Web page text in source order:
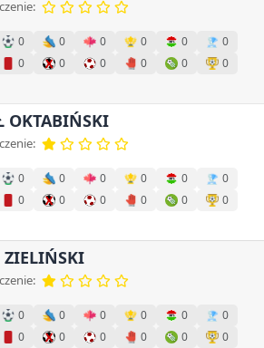
0 0 0 0 0
0
0 0 0 0 0
0
OKTABIŃSKI
0 0 0 0 0
0
0 0 0 0 0
0
ZIELIŃSKI
0 0 0 0 0
0
0 0 0 0 0
0